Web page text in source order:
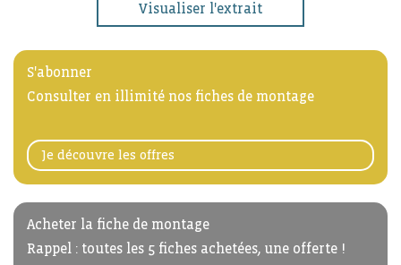
Visualiser l'extrait
S'abonner
Consulter en illimité nos fiches de montage
Je découvre les offres
Acheter la fiche de montage
Rappel : toutes les 5 fiches achetées, une offerte !